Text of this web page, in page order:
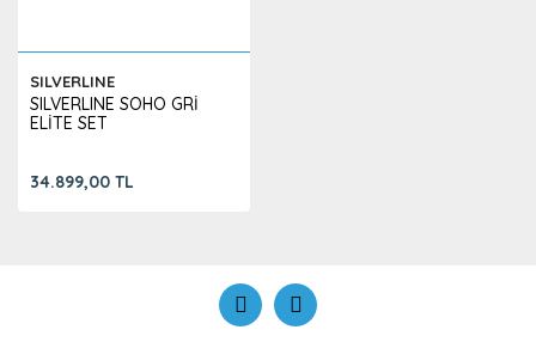
SILVERLINE
SILVERLINE SOHO GRİ
ELİTE SET
34.899,00 TL